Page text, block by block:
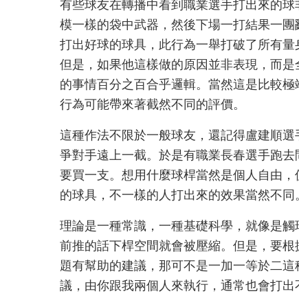
有些球友在轉播中看到職業選手打出來的
模一樣的袋中武器，然後下場一打結果一
打出好球的球具，此行為一舉打破了所有量
但是，如果他這樣做的原因並非表現，而
的事情百分之百合乎邏輯。當然這是比較
行為可能帶來著截然不同的評價。
這種作法不限於一般球友，還記得盧建順
爭對手遠上一截。於是有職業長春選手跑
要買一支。想用什麼球桿當然是個人自由
的球具，不一樣的人打出來的效果當然不同
理論是一種常識，一種基礎科學，就像是
前推的話下桿空間就會被壓縮。但是，要
題有幫助的建議，那可不是一加一等於二
議，由你跟我兩個人來執行，通常也會打